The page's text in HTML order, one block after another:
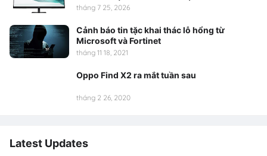
tháng 7 25, 2026
Cảnh báo tin tặc khai thác lỗ hổng từ
Microsoft và Fortinet
tháng 11 18, 2021
Oppo Find X2 ra mắt tuần sau
tháng 2 26, 2020
Latest Updates